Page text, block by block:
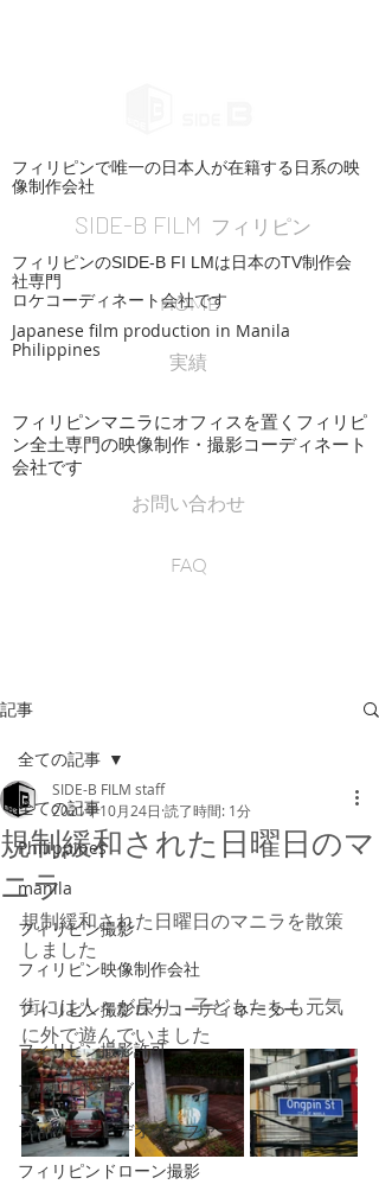
フィリピンで唯一の日本人が在籍する日系の映
像制作会社
SIDE-B FILM フィリピン
Japanese film production in Manila
Philippines
HOME
実績
フィリピンのSIDE-B FI LMは日本のTV制作会
社専門
ロケコーディネート会社です
フィリピンマニラにオフィスを置くフィリピ
ン全土専門の映像制作・撮影コーディネート
会社です
お問い合わせ
FAQ
記事
全ての記事
Philippines
manila
フィリピン撮影
フィリピン映像制作会社
フィリピン撮影ロケコーディネーター
フィリピン撮影許可
フィリピンセブ
フィリピンビデオグラファー
フィリピンドローン撮影
全ての記事
規制緩和された日曜日のマ
ニラ
SIDE-B FILM staff
2021年10月24日 読了時間: 1分
規制緩和された日曜日のマニラを散策
しました
街には人々が戻り、子どもたちも元気
に外で遊んでいました